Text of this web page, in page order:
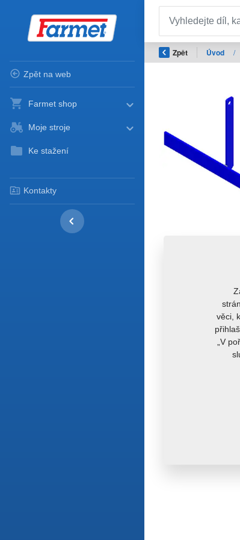
Zpět na web
Farmet shop
Moje stroje
Ke stažení
Kontakty
Zpět Úvod /
věci,
„V